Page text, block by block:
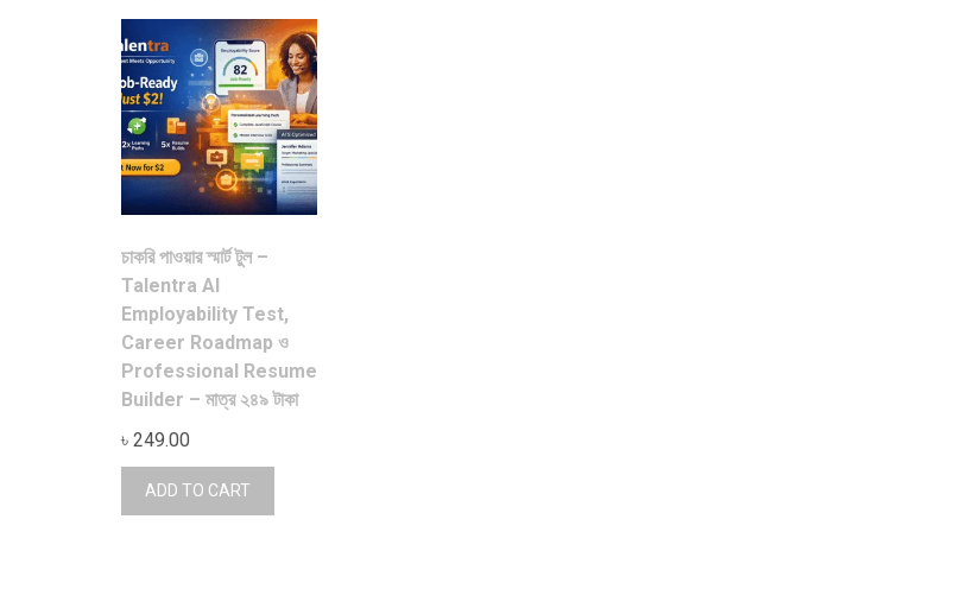
চাকরি পাওয়ার স্মার্ট টুল –
Talentra AI
Employability Test,
Career Roadmap ও
Professional Resume
Builder – মাত্র ২৪৯ টাকা
৳ 249.00
ADD TO CART